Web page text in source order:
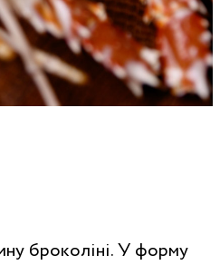
броколіні. У форму